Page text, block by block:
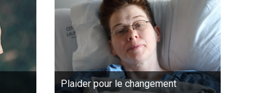
Plaider pour le changement